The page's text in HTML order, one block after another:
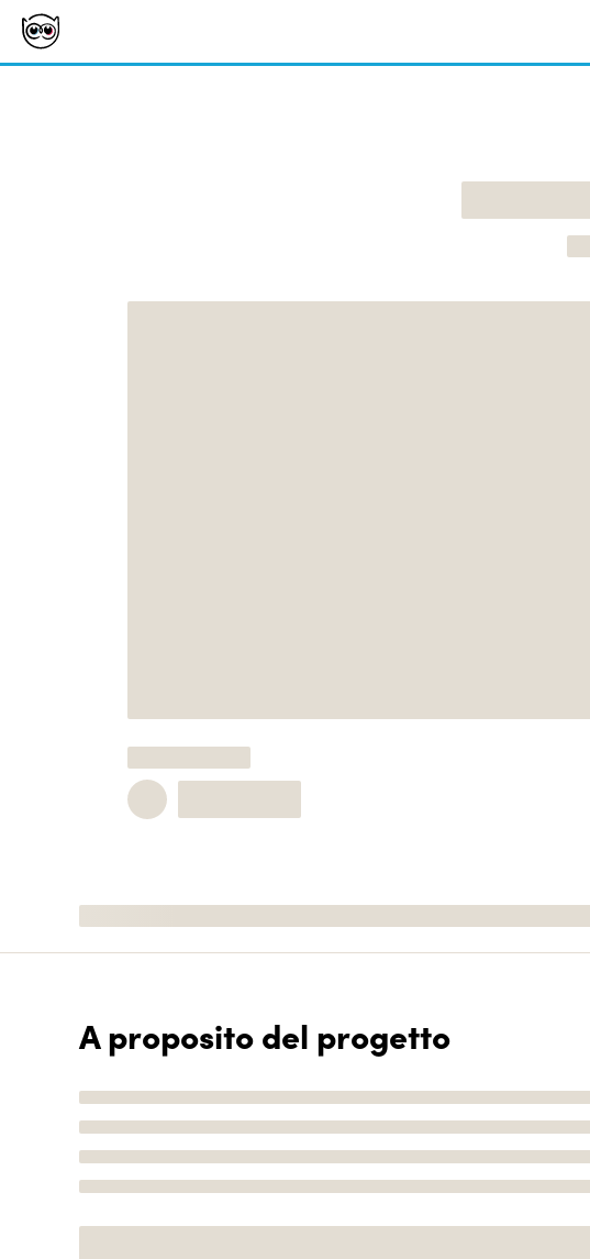
A proposito del progetto